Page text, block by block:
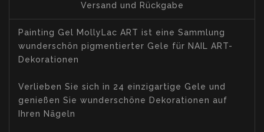
Versand und Rückgabe
Painting Gel MollyLac ART ist eine Sammlung
wunderschön pigmentierter Gele für NAIL ART-
Dekorationen
Verlieben Sie sich in 24 einzigartige Gele und
genießen Sie wunderschöne Dekorationen auf
Ihren Nägeln